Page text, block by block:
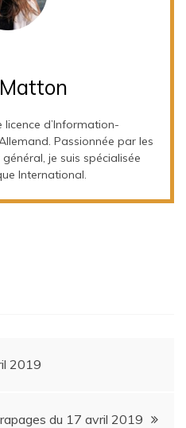
d’Information-
Passionnée par les
je suis spécialisée
International.
2019
du 17 avril 2019